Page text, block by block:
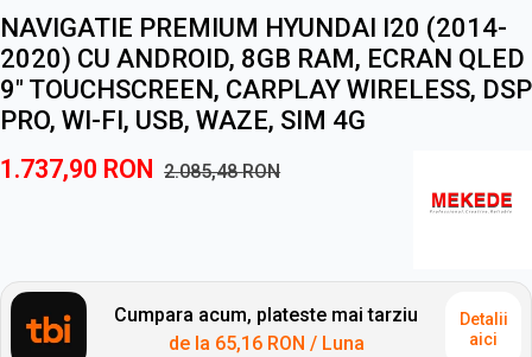
NAVIGATIE PREMIUM HYUNDAI I20 (2014-
2020) CU ANDROID, 8GB RAM, ECRAN QLED
9" TOUCHSCREEN, CARPLAY WIRELESS, DSP
PRO, WI-FI, USB, WAZE, SIM 4G
1.737,90 RON 2.085,48RON
Cumpara acum, plateste mai tarziu
de la 65,16 RON / Luna
Detalii
aici